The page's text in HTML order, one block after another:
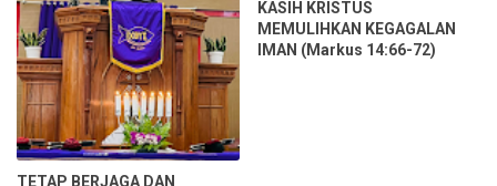
TETAP BERJAGA DAN
KASIH KRISTUS
MEMULIHKAN KEGAGALAN
IMAN (Markus 14:66-72)